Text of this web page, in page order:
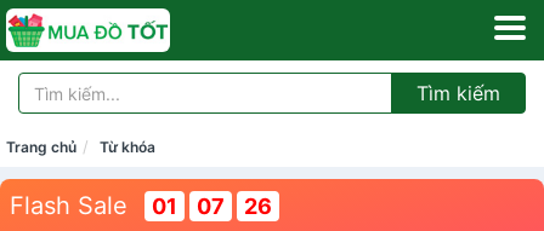
Tìm kiếm
Trang chủ Từ khóa
Flash Sale 01 07 25